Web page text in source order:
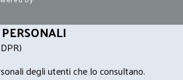
degli utenti che lo consultano.